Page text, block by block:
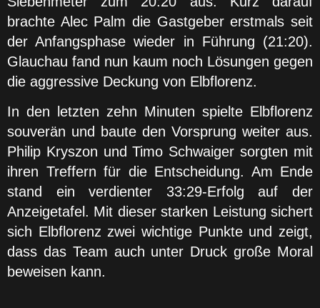
brachte Alec Palm die Gastgeber erstmals seit
der Anfangsphase wieder in Führung (21:20).
Glauchau fand nun kaum noch Lösungen gegen
die aggressive Deckung von Elbflorenz.
In den letzten zehn Minuten spielte Elbflorenz
souverän und baute den Vorsprung weiter aus.
Philip Kryszon und Timo Schwaiger sorgten mit
ihren Treffern für die Entscheidung. Am Ende
stand ein verdienter 33:29-Erfolg auf der
Anzeigetafel. Mit dieser starken Leistung sichert
sich Elbflorenz zwei wichtige Punkte und zeigt,
dass das Team auch unter Druck große Moral
beweisen kann.